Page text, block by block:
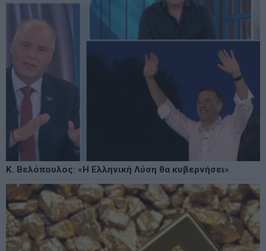
Κ. Βελόπουλος: «Η Ελληνική Λύση θα κυβερνήσει»